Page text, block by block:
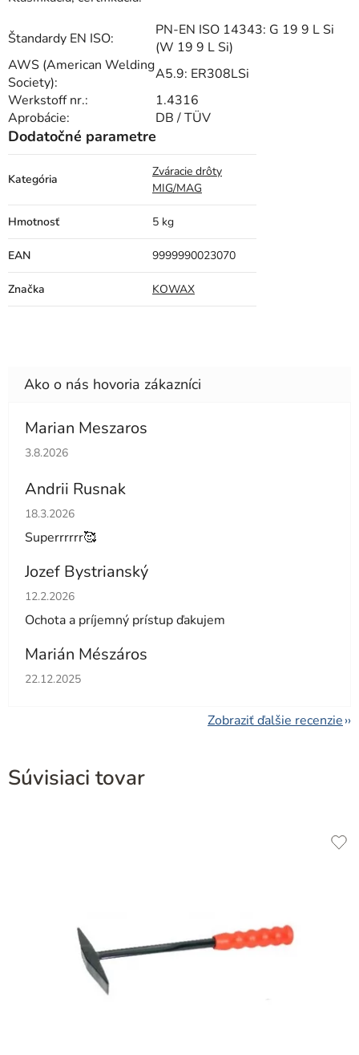
Štandardy EN ISO:
PN-EN ISO 14343: G 19 9 L Si
(W 19 9 L Si)
AWS (American Welding
Society):
A5.9: ER308LSi
Werkstoff nr.:
1.4316
Aprobácie:
DB / TÜV
Dodatočné parametre
Kategória
Zváracie drôty
MIG/MAG
Hmotnosť 5 kg
EAN 9999990023070
Značka KOWAX
Marian Meszaros
Hodnotenie obchodu je 5 z 5 hviezdičiek.
3.8.2026
Andrii Rusnak
Hodnotenie obchodu je 5 z 5 hviezdičiek.
18.3.2026
Superrrrrr🥰
Jozef Bystrianský
Hodnotenie obchodu je 5 z 5 hviezdičiek.
12.2.2026
Ochota a príjemný prístup ďakujem
Marián Mészáros
Hodnotenie obchodu je 5 z 5 hviezdičiek.
22.12.2025
Zobraziť ďalšie recenzie
Súvisiaci tovar